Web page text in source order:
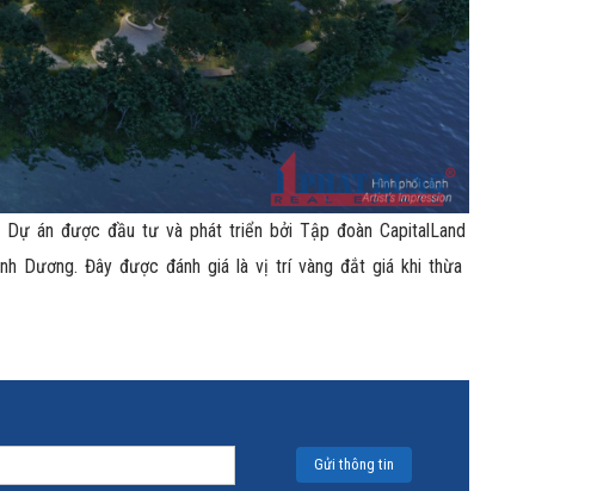
án được đầu tư và phát triển bởi Tập đoàn CapitalLand
Dương. Đây được đánh giá là vị trí vàng đắt giá khi thừa